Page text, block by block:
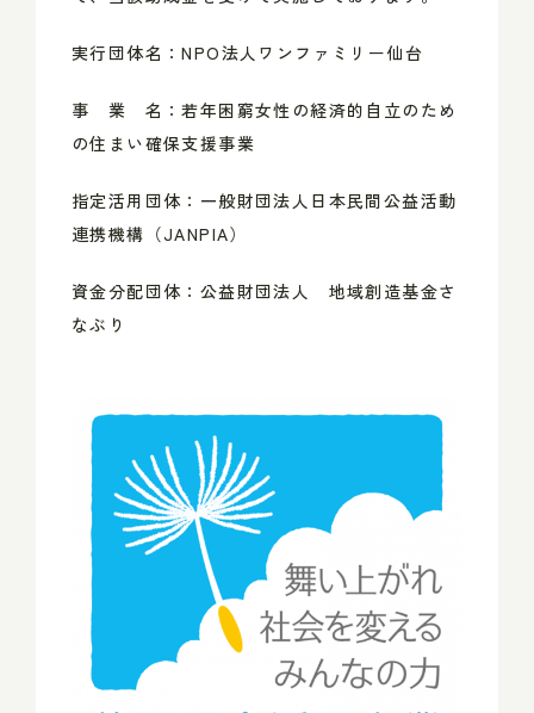
実行団体名：NPO法人ワンファミリー仙台
事 業 名：若年困窮女性の経済的自立のため
の住まい確保支援事業
指定活用団体：一般財団法人日本民間公益活動
連携機構（JANPIA）
資金分配団体：公益財団法人 地域創造基金さ
なぶり